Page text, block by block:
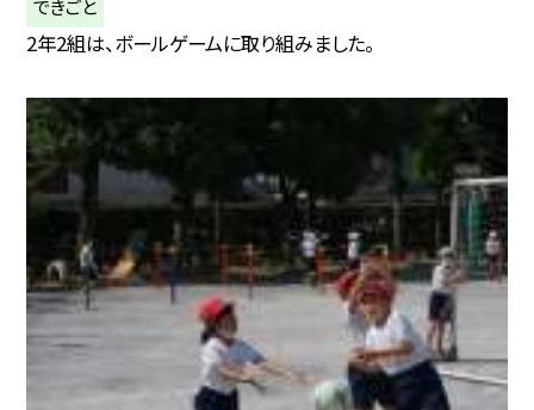
できごと
2年2組は、ボールゲームに取り組みました。